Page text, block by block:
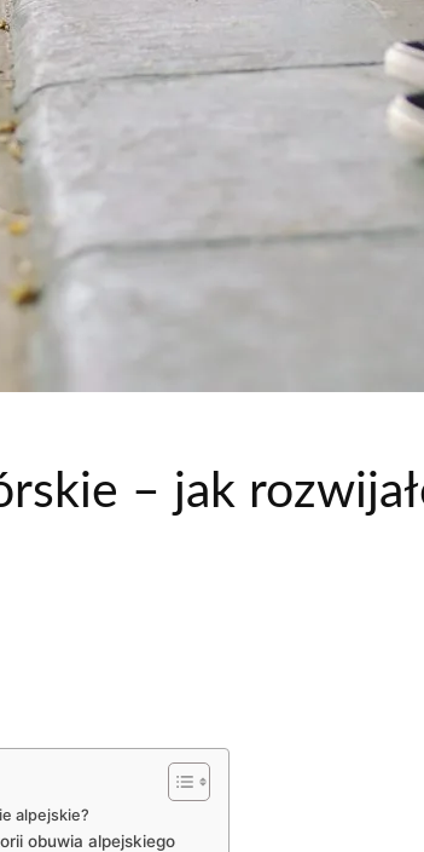
– jak
alpejskie?
obuwia alpejskiego